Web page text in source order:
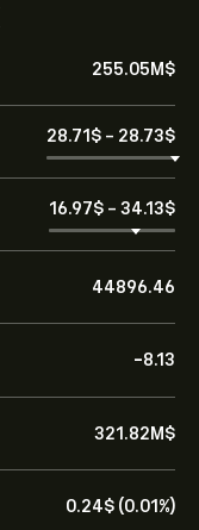
255.05M‎$‎
28.71‎$‎ - 28.73‎$‎
16.97‎$‎ - 34.13‎$‎
44896.46
-8.13
321.82M‎$‎
0.24‎$‎ (0.01%)